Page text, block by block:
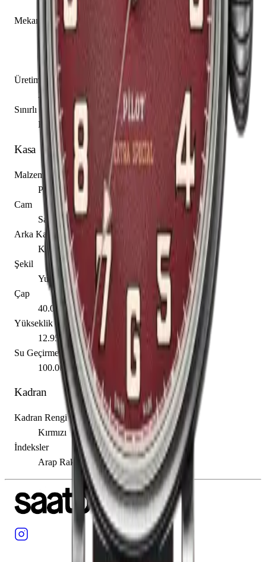
Zenith caliber Elite 679
Mekanizma Açıklaması
Saat
Dakika
Saniye
Üretim Yılı
2017
Sınırlı Üretim
Evet, 250 adet
Kasa
Malzeme
Paslanmaz Çelik
Cam
Safir
Arka Kapak
Kapalı
Şekil
Yuvarlak
Çap
40.00 mm
Yükseklik
12.95 mm
Su Geçirmezlik
100.00 m
Kadran
Kadran Rengi
Kırmızı
İndeksler
Arap Rakamı